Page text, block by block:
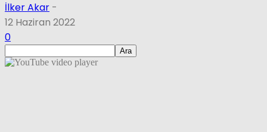
İlker Akar -
12 Haziran 2022
0